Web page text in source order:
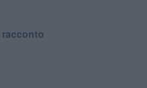
racconto